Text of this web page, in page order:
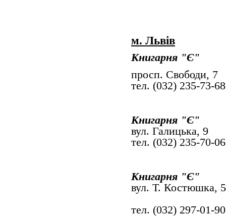
м. Львів
Книгарня "Є"
просп.
тел. (032) 235-73-68
Книгарня "Є"
вул.
тел. (032) 235-70-06
Книгарня
вул. Т. Костюшка,
тел. (032) 297-01-90